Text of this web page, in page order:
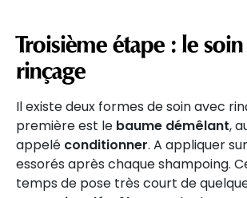
Troisième étape : le
rinçage
Il existe deux formes de soin avec
première est le baume démêlant,
appelé conditionner. A appliquer
essorés après chaque shampoing.
temps de pose très court de